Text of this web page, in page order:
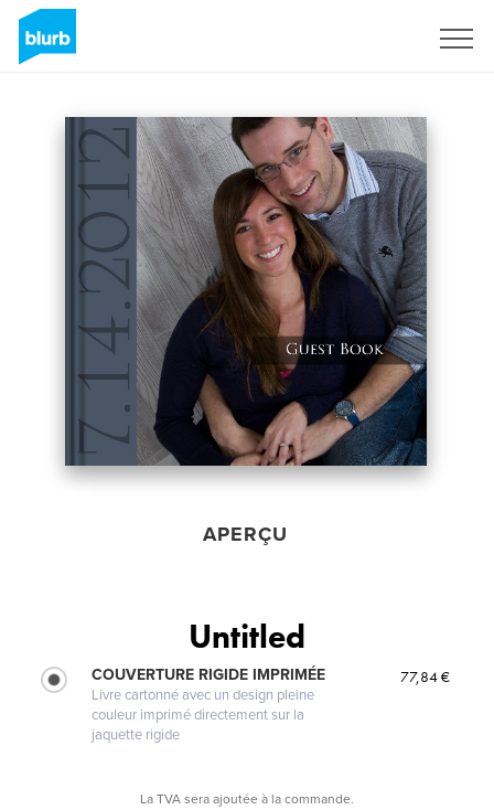
APERÇU
Untitled
COUVERTURE RIGIDE IMPRIMÉE
Livre cartonné avec un design pleine
couleur imprimé directement sur la
jaquette rigide
77,84 €
La TVA sera ajoutée à la commande.